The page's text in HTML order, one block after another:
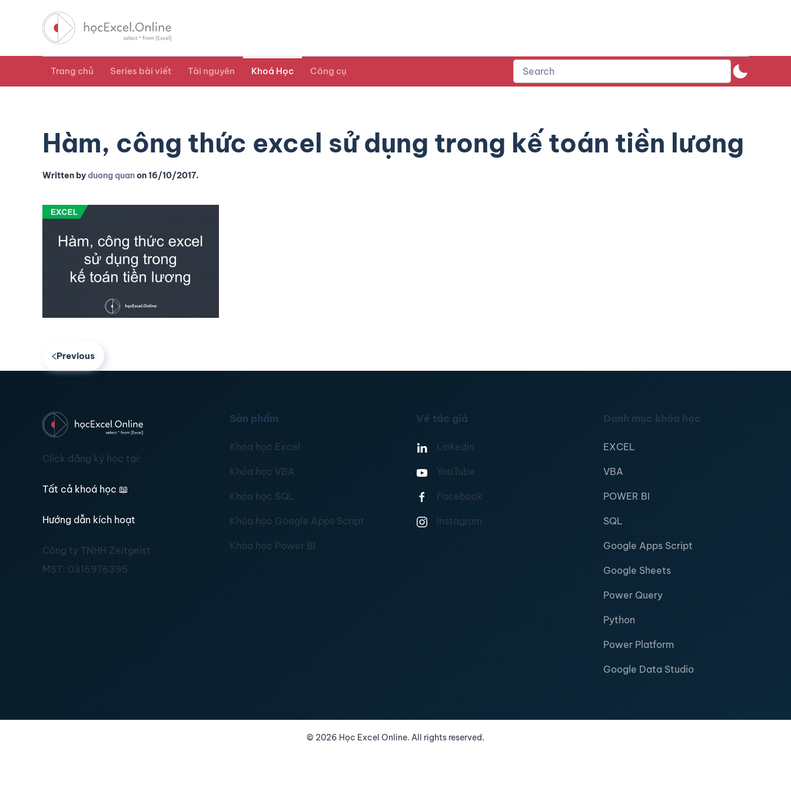
Trang chủ Series bài viết Tài nguyên Khoá Học Công cụ
Hàm, công thức excel sử dụng trong kế toán tiền lương
Written byduong quanon16/10/2017.
Previous
Click đăng ký học tại:
Tất cả khoá học 📖
Hướng dẫn kích hoạt
Công ty TNHH Zeitgeist
MST: 0315976395
Sản phẩm
Khóa học Excel
Khóa học VBA
Khóa học SQL
Khóa học Google Apps Script
Khóa học Power BI
Về tác giả
Linkedin
YouTube
Facebook
Instagram
Danh mục khóa học
EXCEL
VBA
POWER BI
SQL
Google Apps Script
Google Sheets
Power Query
Python
Power Platform
Google Data Studio
© 2026 Học Excel Online. All rights reserved.